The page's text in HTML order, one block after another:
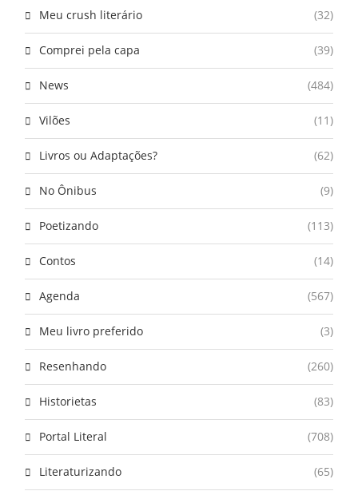
Meu crush literário (32)
Comprei pela capa (39)
News (484)
Vilões (11)
Livros ou Adaptações? (62)
No Ônibus (9)
Poetizando (113)
Contos (14)
Agenda (567)
Meu livro preferido (3)
Resenhando (260)
Historietas (83)
Portal Literal (708)
Literaturizando (65)